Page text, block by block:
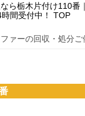
なら栃木片付け110
間受付中！
TOP
ファーの回収・処分